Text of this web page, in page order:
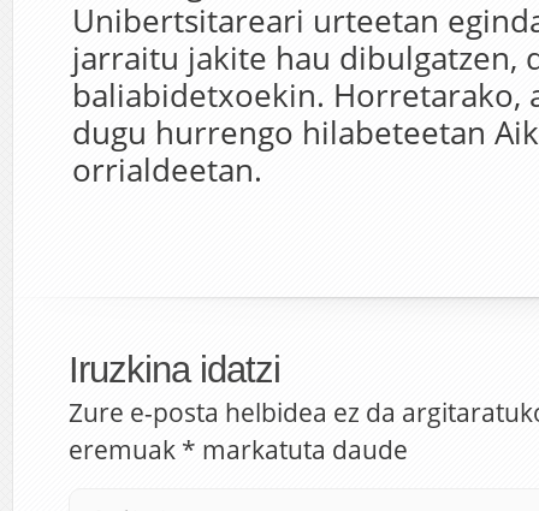
Unibertsitareari urteetan
jarraitu jakite hau dibulgatzen,
baliabidetxoekin. Horretarako,
dugu hurrengo hilabeteetan
orrialdeetan.
Iruzkina idatzi
Zure e-posta helbidea ez da
eremuak * markatuta daude